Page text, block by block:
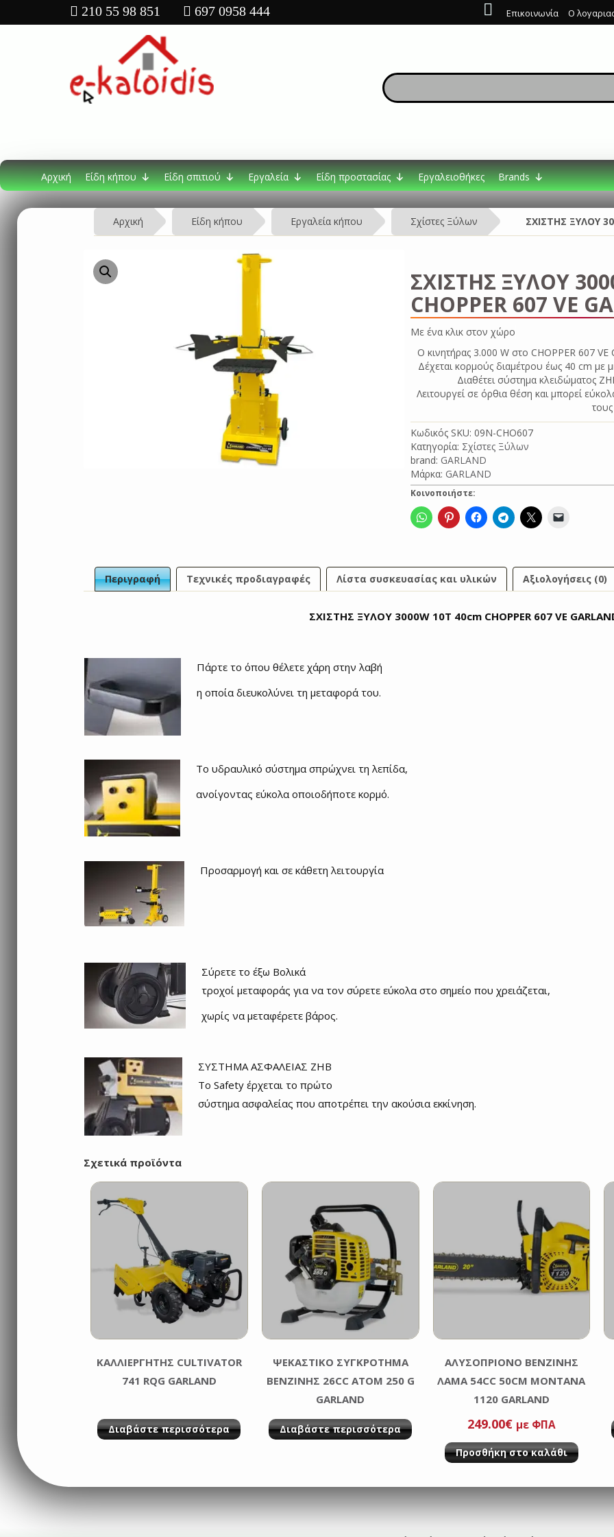
Επικοινωνία Ο
210 55 98 851 697 0958 444
Αρχική Είδη κήπου Είδη σπιτιού Εργαλεία Είδη προστασίας Εργαλειοθήκες Brands
Αρχική Είδη κήπου Εργαλεία κήπου Σχίστες Ξύλων ΣΧΙΣΤΗΣ ΞΥΛΟΥ
ΣΧΙΣΤΗΣ ΞΥΛΟΥ
CHOPPER 607 VE
Με ένα κλικ σ
Ο κινητήρας 3.000 W στο CHOPPER 607
Δέχεται κορμούς διαμέτρου έως 40 cm με
Διαθέτει σύστημα κλειδώματος
Λειτουργεί σε όρθια θέση και μπορεί
Κωδικός SKU:09N-CHO607
Κατηγορία: Σχίστες Ξύλων
brand: GARLAND
Μάρκα: GARLAND
Κοινοποιήστε:
Περιγραφή Τεχνικές προδιαγραφές Λίστα συσκευασίας και υλικών Αξιολογήσεις (0)
ΣΧΙΣΤΗΣ ΞΥΛΟΥ 3000W 10T 40cm CHOPPER 607 VE
Πάρτε το όπου θέλετε χάρη στην λαβή
η οποία διευκολύνει τη μεταφορά του.
Το υδραυλικό σύστημα σπρώχνει τη λεπίδα,
ανοίγοντας εύκολα οποιοδήποτε κορμό.
Προσαρμογή και σε κάθετη λειτουργία
Σύρετε το έξω Βολικά
τροχοί μεταφοράς για να τον σύρετε εύκολα στο σημείο που χρειάζεται,
χωρίς να μεταφέρετε βάρος.
ΣΥΣΤΗΜΑ ΑΣΦΑΛΕΙΑΣ ZHB
Το Safety έρχεται το πρώτο
σύστημα ασφαλείας που αποτρέπει την ακούσια εκκίνηση.
Σχετικά προϊόντα
ΚΑΛΛΙΕΡΓΗΤΗΣ CULTIVATOR
741 RQG GARLAND
Διαβάστε περισσότερα
ΨΕΚΑΣΤΙΚΟ ΣΥΓΚΡΟΤΗΜΑ
ΒΕΝΖΙΝΗΣ 26CC ATOM 250 G
GARLAND
Διαβάστε περισσότερα
ΑΛΥΣΟΠΡΙΟΝΟ ΒΕΝΖΙΝΗΣ
ΛΑΜΑ 54CC 50CM MONTANA
1120 GARLAND
249.00€ με ΦΠΑ
Προσθήκη στο καλάθι